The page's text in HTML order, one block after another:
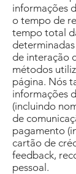
informações
o tempo de
tempo total
de interação
métodos
página. Nós
informações
(incluindo
de
pagamento
cartão de
feedback,
pessoal.